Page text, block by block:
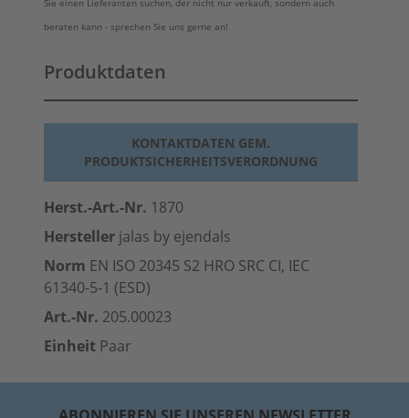
Sie einen Lieferanten suchen, der nicht nur verkauft, sondern auch
beraten kann - sprechen Sie uns gerne an!
Produktdaten
KONTAKTDATEN GEM.
PRODUKTSICHERHEITSVERORDNUNG
Herst.-Art.-Nr. 1870
Hersteller jalas by ejendals
Norm EN ISO 20345 S2 HRO SRC CI, IEC
61340-5-1 (ESD)
Art.-Nr. 205.00023
Einheit Paar